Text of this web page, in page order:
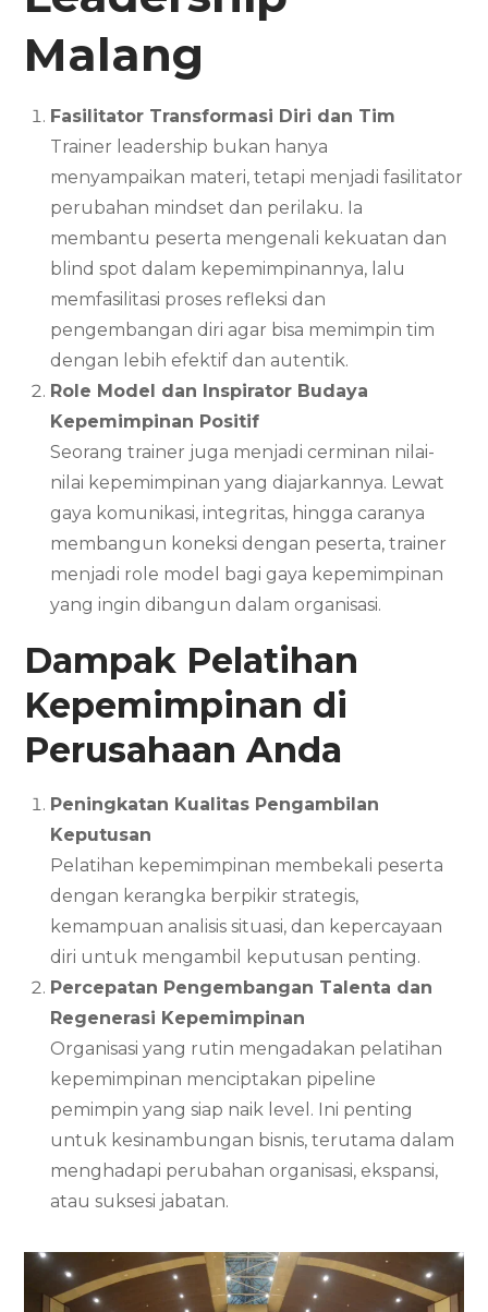
Malang
Fasilitator Transformasi Diri dan Tim
Trainer leadership bukan hanya
menyampaikan materi, tetapi menjadi fasilitator
perubahan mindset dan perilaku. Ia
membantu peserta mengenali kekuatan dan
blind spot dalam kepemimpinannya, lalu
memfasilitasi proses refleksi dan
pengembangan diri agar bisa memimpin tim
dengan lebih efektif dan autentik.
Role Model dan Inspirator Budaya
Kepemimpinan Positif
Seorang trainer juga menjadi cerminan nilai-
nilai kepemimpinan yang diajarkannya. Lewat
gaya komunikasi, integritas, hingga caranya
membangun koneksi dengan peserta, trainer
menjadi role model bagi gaya kepemimpinan
yang ingin dibangun dalam organisasi.
Dampak Pelatihan
Kepemimpinan di
Perusahaan Anda
Peningkatan Kualitas Pengambilan
Keputusan
Pelatihan kepemimpinan membekali peserta
dengan kerangka berpikir strategis,
kemampuan analisis situasi, dan kepercayaan
diri untuk mengambil keputusan penting.
Percepatan Pengembangan Talenta dan
Regenerasi Kepemimpinan
Organisasi yang rutin mengadakan pelatihan
kepemimpinan menciptakan pipeline
pemimpin yang siap naik level. Ini penting
untuk kesinambungan bisnis, terutama dalam
menghadapi perubahan organisasi, ekspansi,
atau suksesi jabatan.